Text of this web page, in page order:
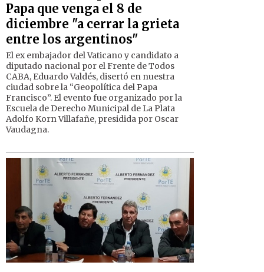
Papa que venga el 8 de
diciembre "a cerrar la grieta
entre los argentinos"
El ex embajador del Vaticano y candidato a
diputado nacional por el Frente de Todos
CABA, Eduardo Valdés, disertó en nuestra
ciudad sobre la “Geopolítica del Papa
Francisco”. El evento fue organizado por la
Escuela de Derecho Municipal de La Plata
Adolfo Korn Villafañe, presidida por Oscar
Vaudagna.